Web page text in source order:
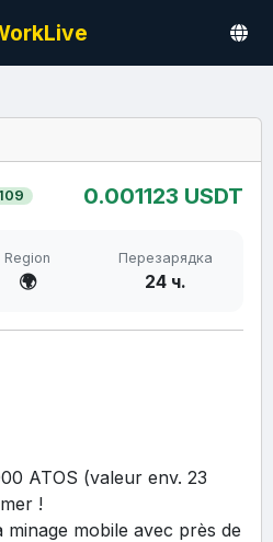
0.001123 USDT
Region
🌍
Перезарядка
24 ч.
ATOS (valeur env. 23
!
mobile avec près de